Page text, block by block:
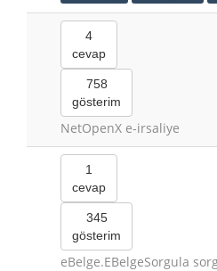
4
cevap
758
gösterim
NetOpenX e-irsaliye
1
cevap
345
gösterim
eBelge.EBelgeSorgula